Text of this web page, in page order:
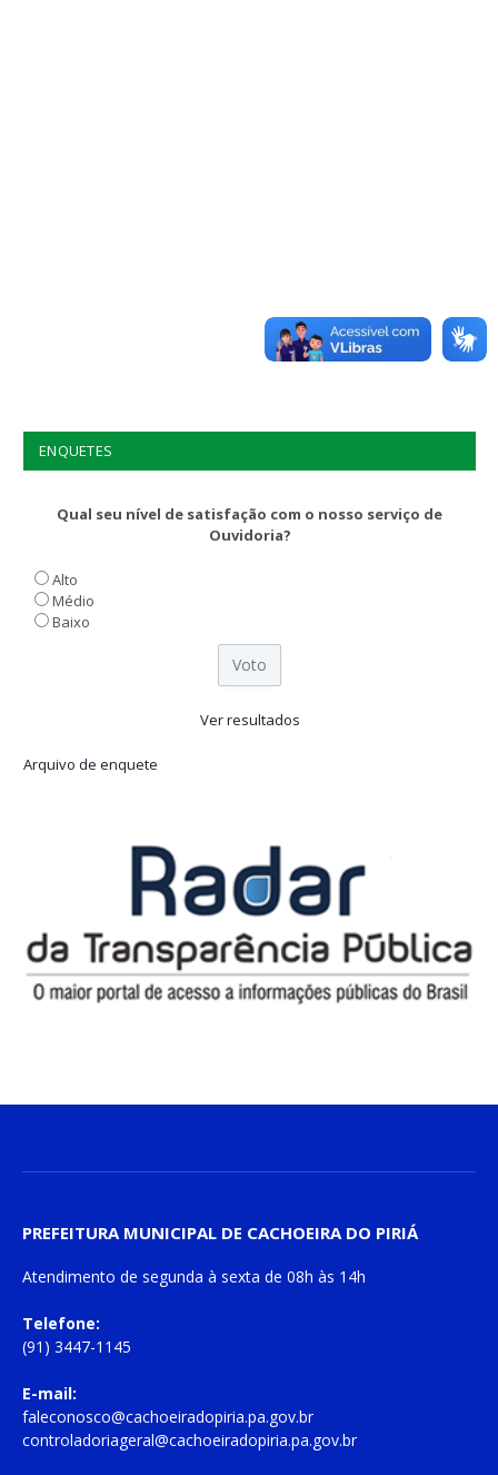
ENQUETES
Qual seu nível de satisfação com o nosso serviço de
Ouvidoria?
Alto
Médio
Baixo
Ver resultados
Arquivo de enquete
PREFEITURA MUNICIPAL DE CACHOEIRA DO PIRIÁ
Atendimento de segunda à sexta de 08h às 14h
Telefone:
(91) 3447-1145
E-mail:
faleconosco@cachoeiradopiria.pa.gov.br
controladoriageral@cachoeiradopiria.pa.gov.br